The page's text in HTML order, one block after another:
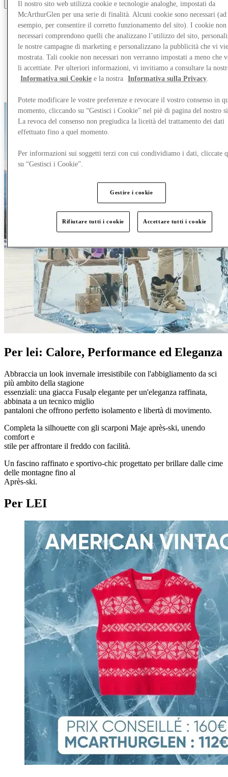
Share
Per lei: Calore, Performance ed Eleganza
Abbraccia un look invernale irresistibile con l'abbigliamento da sci
più ambito della stagione
essenziali: una giacca Fusalp elegante per un'eleganza raffinata,
abbinata a un tecnico miglio
pantaloni che offrono perfetto isolamento e libertà di movimento.
Completa la silhouette con gli scarponi Maje après-ski, unendo
comfort e
stile per affrontare il freddo con facilità.
Un fascino raffinato e sportivo-chic progettato per brillare dalle cime
delle montagne fino al
Après-ski.
Per LEI
Il nostro sito web utilizza cookie e tecnologie analoghe, impostati da
McArthurGlen per una serie di finalità. Alcuni cookie sono necessari (ad
esempio, per consentire il corretto funzionamento del sito). I cookie non
necessari comprendono quelli che analizzano l’utilizzo del sito,
le nostre campagne di marketing e personalizzano la pubblicità che vi
mostrata. Tali cookie non necessari non verranno impostati a meno che
li accettiate. Per ulteriori informazioni, vi invitiamo a consultare la
Informativa sui Cookie e la nostra Informativa sulla Privacy
Potete modificare le vostre preferenze e revocare il vostro consenso in
momento, cliccando su “Gestisci i Cookie” nel piè di pagina del nostro
La revoca del consenso non pregiudica la liceità del trattamento dei dati
effettuato fino a quel momento.
Per informazioni sui soggetti terzi con cui condividiamo i dati, cliccate
su “Gestisci i Cookie”.
Gestire i cookie
Rifiutare tutti i cookie Accettare tutti i cookie